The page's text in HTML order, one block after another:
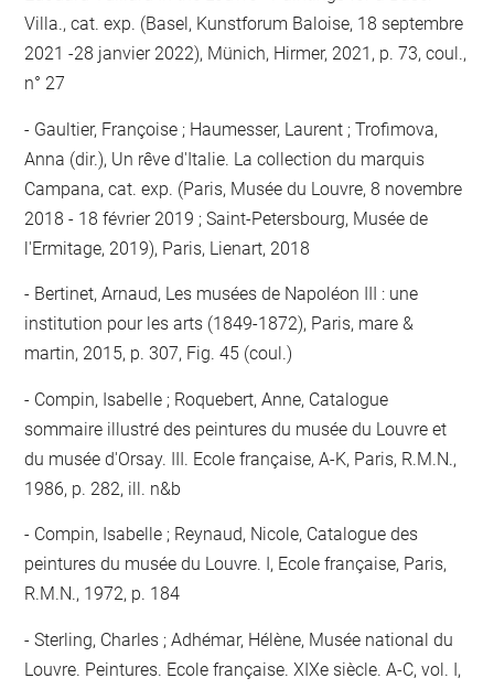
Villa., cat. exp. (Basel, Kunstforum Baloise, 18 septembre
2021 -28 janvier 2022), Münich, Hirmer, 2021, p. 73, coul.,
n° 27
Gaultier, Françoise ; Haumesser, Laurent ; Trofimova,
Anna (dir.), Un rêve d'Italie. La collection du marquis
Campana, cat. exp. (Paris, Musée du Louvre, 8 novembre
2018 - 18 février 2019 ; Saint-Petersbourg, Musée de
l'Ermitage, 2019), Paris, Lienart, 2018
Bertinet, Arnaud, Les musées de Napoléon III : une
institution pour les arts (1849-1872), Paris, mare &
martin, 2015, p. 307, Fig. 45 (coul.)
Compin, Isabelle ; Roquebert, Anne, Catalogue
sommaire illustré des peintures du musée du Louvre et
du musée d'Orsay. III. Ecole française, A-K, Paris, R.M.N.,
1986, p. 282, ill. n&b
Compin, Isabelle ; Reynaud, Nicole, Catalogue des
peintures du musée du Louvre. I, Ecole française, Paris,
R.M.N., 1972, p. 184
Sterling, Charles ; Adhémar, Hélène, Musée national du
Louvre. Peintures. Ecole française. XIXe siècle. A-C, vol. I,